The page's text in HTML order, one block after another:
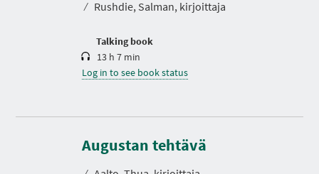
⁄ Rushdie, Salman, kirjoittaja
Talking book
i
13 h 7 min
Log in to see book status
Augustan tehtävä
D
r
a